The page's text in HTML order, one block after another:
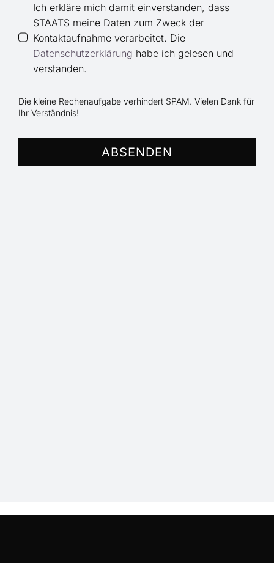
Ich erkläre mich damit einverstanden, dass
STAATS meine Daten zum Zweck der
Kontaktaufnahme verarbeitet. Die
Datenschutzerklärung habe ich gelesen und
verstanden.
Die kleine Rechenaufgabe verhindert SPAM. Vielen Dank für
Ihr Verständnis!
ABSENDEN